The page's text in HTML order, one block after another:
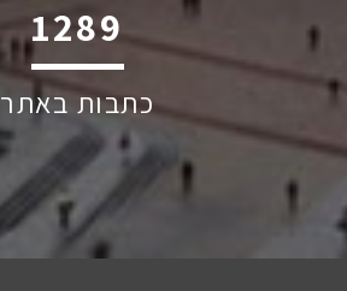
1852
כתבות באתר